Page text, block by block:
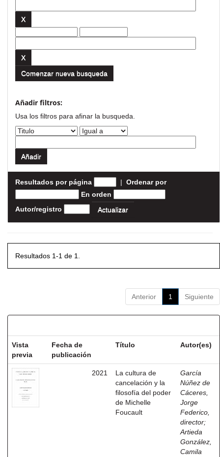
Comenzar nueva busqueda
Añadir filtros:
Usa los filtros para afinar la busqueda.
Resultados por página | Ordenar por
En orden
Autor/registro
Resultados 1-1 de 1.
Anterior 1 Siguiente
Vista
previa
Fecha de
publicación
Título Autor(es)
2021
La cultura de
cancelación y la
filosofía del poder
de Michelle
Foucault
García
Núñez de
Cáceres,
Jorge
Federico,
director;
Artieda
González,
Camila